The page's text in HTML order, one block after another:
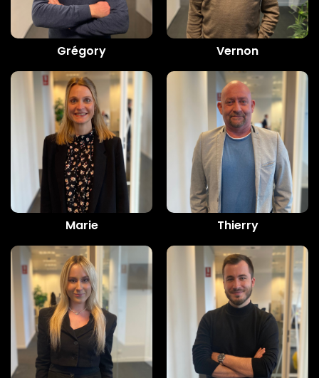
Grégory Vernon
Marie Thierry